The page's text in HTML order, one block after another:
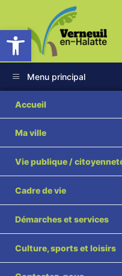
Ouvrir la barre d’outils
Menu principal
Accueil
Ma ville
Vie publique /
Cadre de vie
Démarches et services
Culture, sports et loisirs
Avis sur
du Plan
Accueil
Enquêtes
Avis sur la révision du